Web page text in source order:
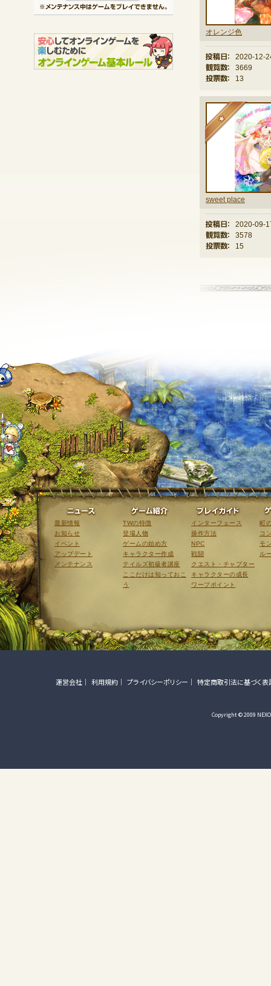
オレンジ色
投稿日：
2020-12-
観覧数：
3669
投票数：
13
sweet place
★
投稿日：
2020-09-
観覧数：
3578
投票数：
15
ニュース
最新情報
お知らせ
イベント
アップデート
メンテナンス
ゲーム紹介
TWの特徴
登場人物
ゲームの始め方
キャラクター作成
テイルズ初級者講座
ここだけは知っておこ
う
インターフェース
操作方法
NPC
戦闘
クエスト・チャプター
キャラクターの成長
ワープポイント
町
コ
モ
ル
運営会社 利用規約 プライバシーポリシー 特定商取引法に基づく表
Copyright © 2009